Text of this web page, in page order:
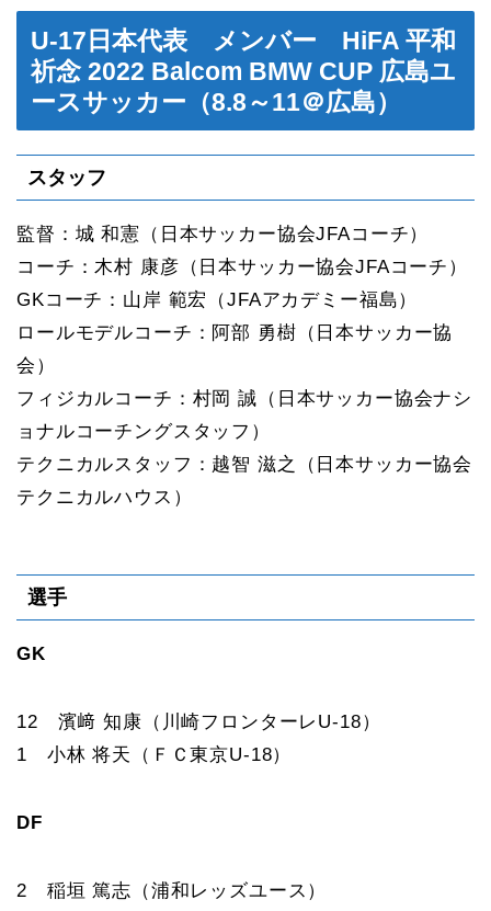
U-17日本代表 メンバー HiFA 平和
祈念 2022 Balcom BMW CUP 広島ユ
ースサッカー（8.8～11＠広島）
スタッフ
監督：城 和憲（日本サッカー協会JFAコーチ）
コーチ：木村 康彦（日本サッカー協会JFAコーチ）
GKコーチ：山岸 範宏（JFAアカデミー福島）
ロールモデルコーチ：阿部 勇樹（日本サッカー協
会）
フィジカルコーチ：村岡 誠（日本サッカー協会ナシ
ョナルコーチングスタッフ）
テクニカルスタッフ：越智 滋之（日本サッカー協会
テクニカルハウス）
選手
GK
12 濱﨑 知康（川崎フロンターレU-18）
1 小林 将天（ＦＣ東京U-18）
DF
2 稲垣 篤志（浦和レッズユース）